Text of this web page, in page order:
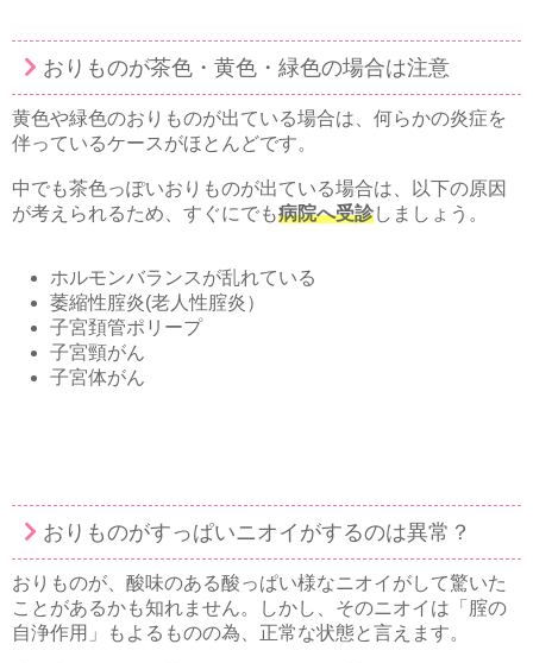
おりものが茶色・黄色・緑色の場合は注意
黄色や緑色のおりものが出ている場合は、何らかの炎症を
伴っているケースがほとんどです。
中でも茶色っぽいおりものが出ている場合は、以下の原因
が考えられるため、すぐにでも病院へ受診しましょう。
ホルモンバランスが乱れている
萎縮性腟炎(老人性腟炎）
子宮頚管ポリープ
子宮頸がん
子宮体がん
おりものがすっぱいニオイがするのは異常？
おりものが、酸味のある酸っぱい様なニオイがして驚いた
ことがあるかも知れません。しかし、そのニオイは「腟の
自浄作用」もよるものの為、正常な状態と言えます。